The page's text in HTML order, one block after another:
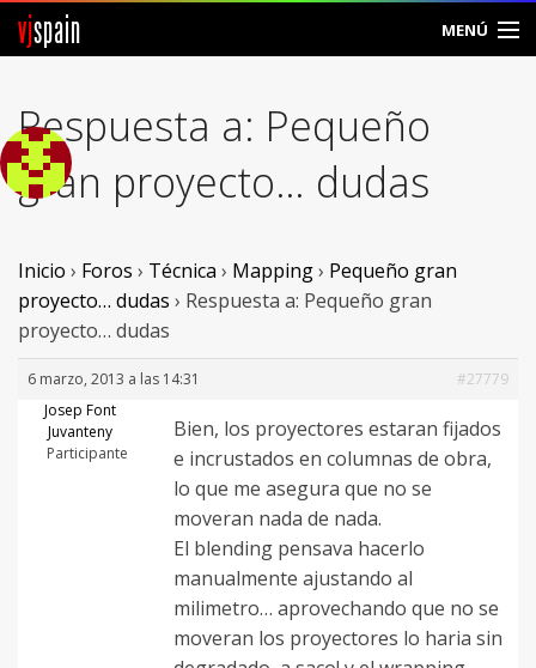
vjspain MENÚ
Foros
Noticias
Vjspain
Ayuda
Contacto
Entrar
Respuesta a: Pequeño
gran proyecto… dudas
Inicio › Foros › Técnica › Mapping› Pequeño gran
proyecto… dudas › Respuesta a: Pequeño gran
proyecto… dudas
6 marzo, 2013 a las 14:31
#27779
Josep Font
Juvanteny
Participante
Bien, los proyectores estaran fijados
e incrustados en columnas de obra,
lo que me asegura que no se
moveran nada de nada.
El blending pensava hacerlo
manualmente ajustando al
milimetro… aprovechando que no se
moveran los proyectores lo haria sin